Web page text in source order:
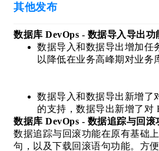
其他发布
数据库 DevOps - 数据导入导出功
数据导入和数据导出增加任
以降低在业务高峰期对业务
数据导入和数据导出新增了
的支持，数据导出新增了对
数据库 DevOps - 数据追踪与回滚
数据追踪与回滚功能在原有基础
句，以及下载回滚语句功能。方